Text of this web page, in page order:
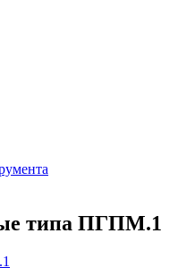
типа ПГПМ.1